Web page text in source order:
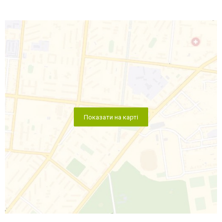
Показати на карті